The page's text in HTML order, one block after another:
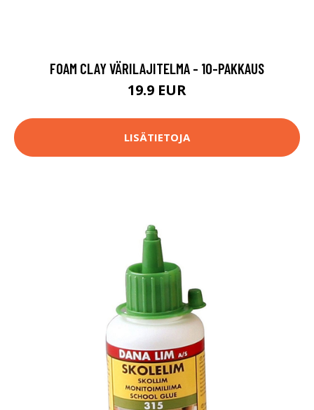
FOAM CLAY VÄRILAJITELMA - 10-PAKKAUS
19.9 EUR
LISÄTIETOJA